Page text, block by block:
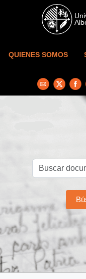
Skip to main content
QUIENES SOMOS